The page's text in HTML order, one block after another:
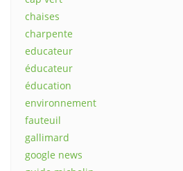
chaises
charpente
educateur
éducateur
éducation
environnement
fauteuil
gallimard
google news